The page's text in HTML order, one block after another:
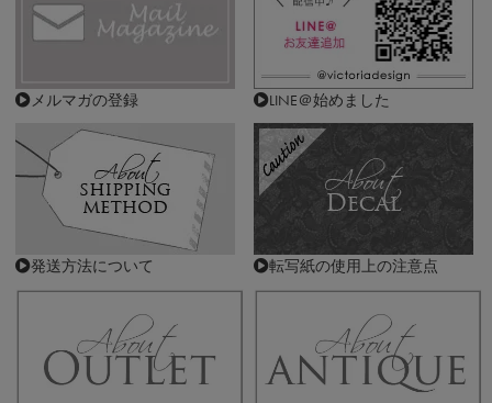
メルマガの登録 LINE＠始めました
発送方法について 転写紙の使用上の注意点